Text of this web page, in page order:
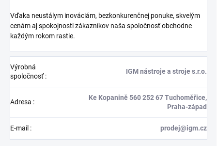
Vďaka neustálym inováciám, bezkonkurenčnej ponuke, skvelým
cenám aj spokojnosti zákazníkov naša spoločnosť obchodne
každým rokom rastie.
Výrobná
spoločnosť:
IGM nástroje a stroje s.r.o.
Adresa :
Ke Kopanině 560 252 67 Tuchoměřice,
Praha-západ
E-mail : prodej@igm.cz